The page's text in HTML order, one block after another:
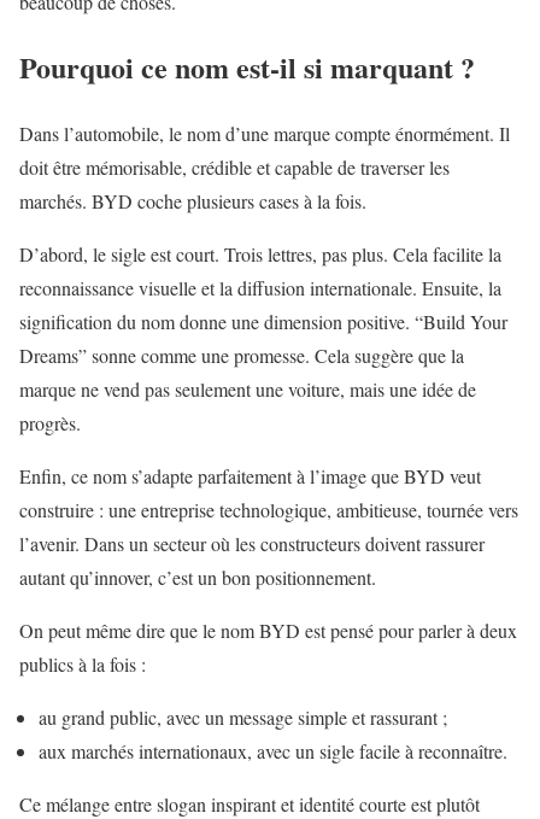
Pourquoi ce nom est-il si marquant ?
Dans l’automobile, le nom d’une marque compte énormément. Il
doit être mémorisable, crédible et capable de traverser les
marchés. BYD coche plusieurs cases à la fois.
D’abord, le sigle est court. Trois lettres, pas plus. Cela facilite la
reconnaissance visuelle et la diffusion internationale. Ensuite, la
signification du nom donne une dimension positive. “Build Your
Dreams” sonne comme une promesse. Cela suggère que la
marque ne vend pas seulement une voiture, mais une idée de
progrès.
Enfin, ce nom s’adapte parfaitement à l’image que BYD veut
construire : une entreprise technologique, ambitieuse, tournée vers
l’avenir. Dans un secteur où les constructeurs doivent rassurer
autant qu’innover, c’est un bon positionnement.
On peut même dire que le nom BYD est pensé pour parler à deux
publics à la fois :
au grand public, avec un message simple et rassurant ;
aux marchés internationaux, avec un sigle facile à reconnaître.
Ce mélange entre slogan inspirant et identité courte est plutôt